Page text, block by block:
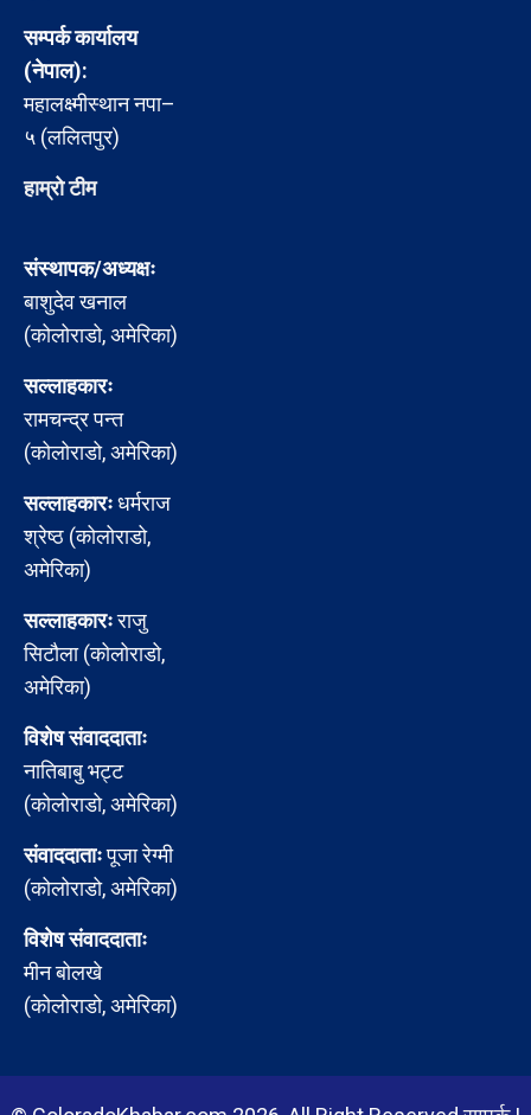
सम्पर्क कार्यालय
(नेपाल):
महालक्ष्मीस्थान नपा–
५ (ललितपुर)
हाम्रो टीम
संस्थापक/अध्यक्षः
बाशुदेव खनाल
(कोलोराडो, अमेरिका)
सल्लाहकारः
रामचन्द्र पन्त
(कोलोराडो, अमेरिका)
सल्लाहकारःधर्मराज
श्रेष्ठ (कोलोराडो,
अमेरिका)
सल्लाहकारःराजु
सिटौला (कोलोराडो,
अमेरिका)
विशेष संवाददाताः
नातिबाबु भट्ट
(कोलोराडो, अमेरिका)
संवाददाताःपूजा रेग्मी
(कोलोराडो, अमेरिका)
विशेष संवाददाताः
मीन बोलखे
(कोलोराडो, अमेरिका)